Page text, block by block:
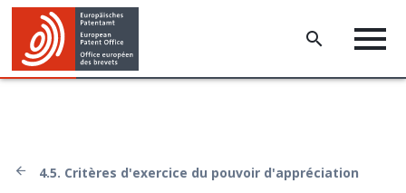
4.5. Critères d'exercice du pouvoir d'appréciation